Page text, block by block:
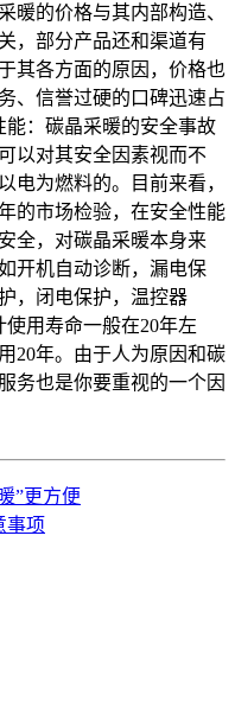
暖的价格与其内部构造、
，部分产品还和渠道有
其各方面的原因，价格也
、信誉过硬的口碑迅速占
：碳晶采暖的安全事故
以对其安全因素视而不
电为燃料的。目前来看，
的市场检验，在安全性能
全，对碳晶采暖本身来
开机自动诊断，漏电保
，闭电保护，温控器
用寿命一般在20年左
20年。由于人为原因和碳
务也是你要重视的一个因
”更方便
事项